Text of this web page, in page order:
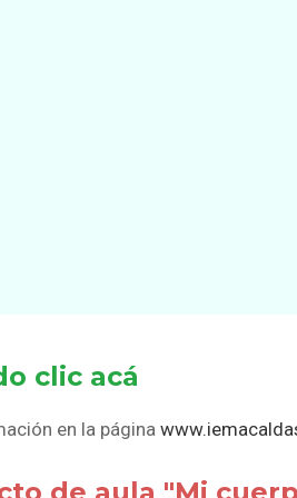
clic acá
en la página
de aula "Mi